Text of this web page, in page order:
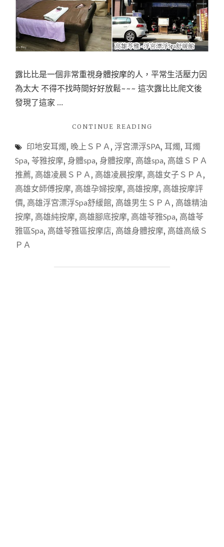
露比比是一個非常重視身體按摩的人，平常生活壓力因
為太大 不得不找時間好好放鬆~~~ 這次露比比爬文後
發現了這家 …
CONTINUE READING
按
摩】
雄
浮
宮
浮
SPA
印地安耳燭, 晚上ＳＰＡ , 浮宮漂浮SPA, 耳燭, 耳燭
Spa, 苓雅按摩, 身體spa, 身體按摩, 高雄spa, 高雄ＳＰＡ
推薦, 高雄凌晨ＳＰＡ , 高雄凌晨按摩, 高雄女子ＳＰＡ ,
高雄女師傅按摩, 高雄孕婦按摩, 高雄按摩, 高雄按摩評
價, 高雄浮宮漂浮Spa舒緩館, 高雄男生ＳＰＡ , 高雄精油
按摩, 高雄純按摩, 高雄腳底按摩, 高雄苓雅Spa, 高雄苓
雅區Spa, 高雄苓雅區按摩店, 高雄身體按摩, 高雄高級Ｓ
ＰＡ